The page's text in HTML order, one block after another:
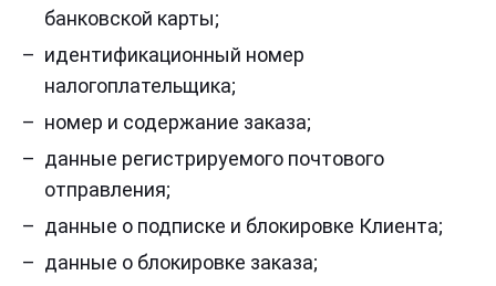
банковской карты;
идентификационный номер
налогоплательщика;
номер и содержание заказа;
данные регистрируемого почтового
отправления;
данные о подписке и блокировке Клиента;
данные о блокировке заказа;